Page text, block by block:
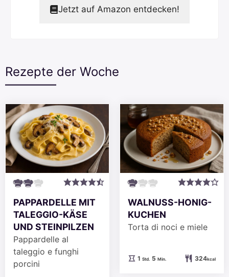
Jetzt auf Amazon entdecken!
Rezepte der Woche
PAPPARDELLE MIT
TALEGGIO-KÄSE
UND STEINPILZEN
Pappardelle al
taleggio e funghi
porcini
WALNUSS-HONIG-
KUCHEN
Torta di noci e miele
1Stunde
Std. 5Minuten
Min. 324kcal